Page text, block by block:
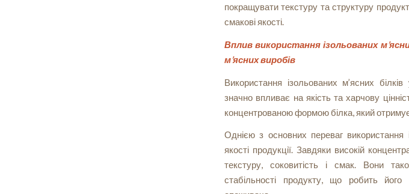
покращувати текстуру та структуру
смакові якості.
Вплив використання ізольованих
м’ясних виробів
Використання ізольованих м’ясних
значно впливає на якість та харчову
концентрованою формою білка, який
Однією з основних переваг використання
якості продукції. Завдяки високій
текстуру, соковитість і смак. Вони
стабільності продукту, що робить